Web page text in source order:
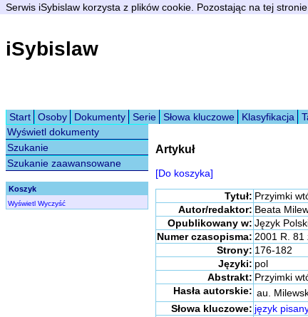
Serwis iSybislaw korzysta z plików cookie. Pozostając na tej
iSybislaw
Start
Osoby Dokumenty Serie Słowa kluczowe Klasyfikacja
Wyświetl dokumenty
Szukanie
Szukanie zaawansowane
Koszyk
Wyświetl Wyczyść
Artykuł
[Do koszyka]
Tytuł: Przyimki
Autor/redaktor: Beata
Opublikowany w: Język
Numer czasopisma: 2001 R. 81
Strony: 176-182
Języki: pol
Abstrakt: Przyimki
Hasła autorskie: au.
Słowa kluczowe: język pisany